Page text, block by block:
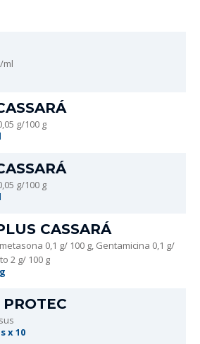
ml
g/100 g
g/100 g
CASSARÁ
0,1 g/ 100 g, Gentamicina 0,1 g/
2 g/ 100 g
x 10